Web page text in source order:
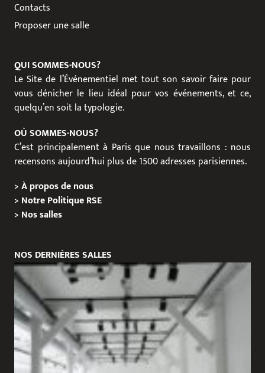
Contacts
Proposer une salle
QUI SOMMES-NOUS?
Le Site de l’Événementiel met tout son savoir faire pour
vous dénicher le lieu idéal pour vos événements, et ce,
quelqu’en soit la typologie.
OÙ SOMMES-NOUS?
C’est principalement à Paris que nous travaillons : nous
recensons aujourd’hui plus de 1500 adresses parisiennes.
>À propos de nous
> Notre Politique RSE
> Nos salles
NOS DERNIÈRES SALLES